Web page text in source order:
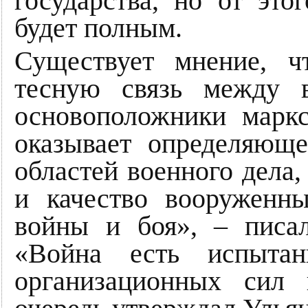
будет полным.
Существует мнение,
тесную связь между
основоположники
оказывает
областей военного
и качество
войны и боя», –
«Война есть
организационных